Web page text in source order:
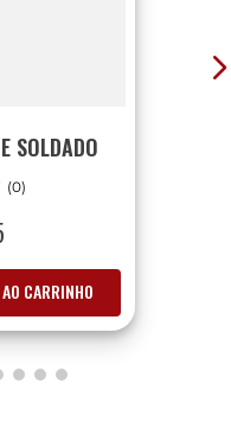
SOLDADO
(0)
CARRINHO